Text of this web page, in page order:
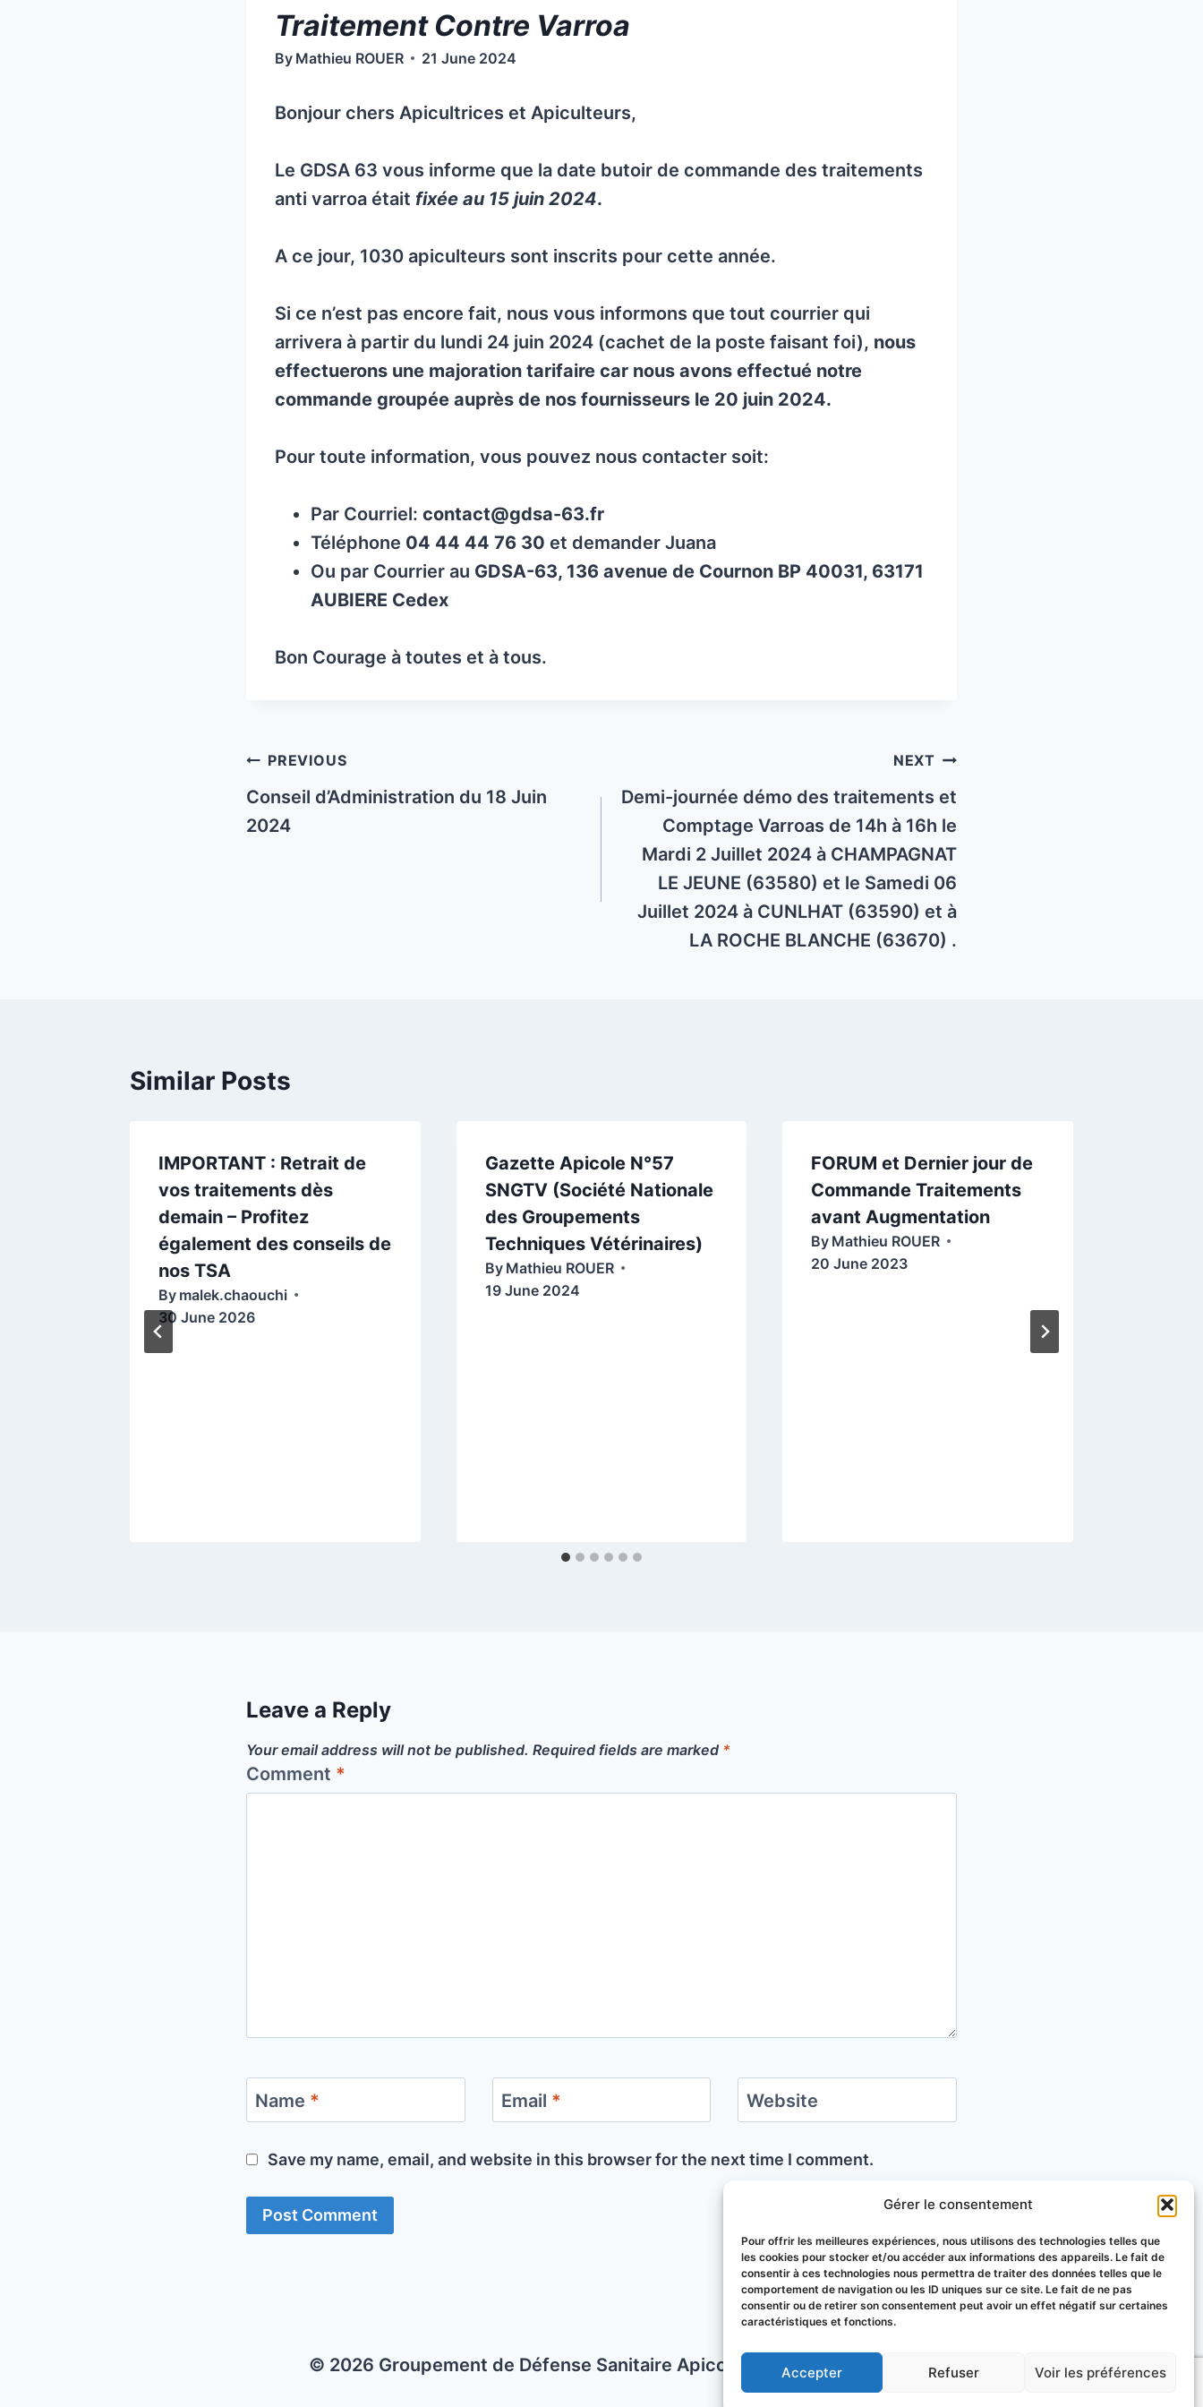
Gérer le consentement
Pour offrir les meilleures expériences, nous utilisons des technologies telles que
les cookies pour stocker et/ou accéder aux informations des appareils. Le fait de
consentir à ces technologies nous permettra de traiter des données telles que le
comportement de navigation ou les ID uniques sur ce site. Le fait de ne pas
consentir ou de retirer son consentement peut avoir un effet négatif sur certaines
caractéristiques et fonctions.
Accepter Refuser Voir les préférences
Traitement Contre Varroa
By Mathieu ROUER 21 June 2024
Bonjour chers Apicultrices et Apiculteurs,
Le GDSA 63 vous informe que la date butoir de commande des traitements
anti varroa était fixée au 15 juin 2024.
A ce jour, 1030 apiculteurs sont inscrits pour cette année.
Si ce n’est pas encore fait, nous vous informons que tout courrier qui
arrivera à partir du lundi 24 juin 2024 (cachet de la poste faisant foi), nous
effectuerons une majoration tarifaire car nous avons effectué notre
commande groupée auprès de nos fournisseurs le 20 juin 2024.
Pour toute information, vous pouvez nous contacter soit:
Par Courriel: contact@gdsa-63.fr
Téléphone 04 44 44 76 30 et demander Juana
Ou par Courrier au GDSA-63, 136 avenue de Cournon BP 40031, 63171
AUBIERE Cedex
Bon Courage à toutes et à tous.
Post
navigation
PREVIOUS
Conseil d’Administration du 18 Juin
2024
NEXT
Demi-journée démo des traitements et
Comptage Varroas de 14h à 16h le
Mardi 2 Juillet 2024 à CHAMPAGNAT
LE JEUNE (63580) et le Samedi 06
Juillet 2024 à CUNLHAT (63590) et à
LA ROCHE BLANCHE (63670) .
Similar Posts
IMPORTANT : Retrait de
vos traitements dès
demain – Profitez
également des conseils de
nos TSA
By malek.chaouchi
30 June 2026
Gazette Apicole N°57
SNGTV (Société Nationale
des Groupements
Techniques Vétérinaires)
By Mathieu ROUER
19 June 2024
FORUM et Dernier jour de
Commande Traitements
avant Augmentation
By Mathieu ROUER
20 June 2023
Leave a Reply
Your email address will not be published. Required fields are marked *
Comment *
Name * Email * Website
Save my name, email, and website in this browser for the next time I comment.
© 2026 Groupement de Défense Sanitaire Apicole du Puy-de-Dôme